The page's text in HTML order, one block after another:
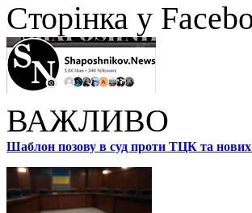
Cторінка у
ВАЖЛИВО
Шаблон позову в суд проти ТЦК та нових